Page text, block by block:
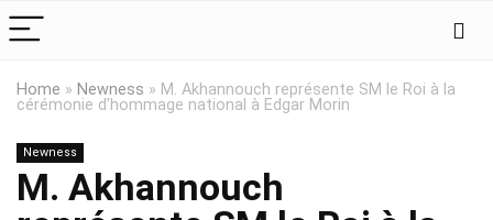
Home » Newness » M. Akhannouch représente SM le Roi à la
cérémonie d’hommage national à Edgar Morin
Newness
M. Akhannouch